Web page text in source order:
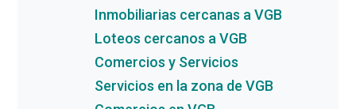
Inmobiliarias cercanas a VGB
Loteos cercanos a VGB
Comercios y Servicios
Servicios en la zona de VGB